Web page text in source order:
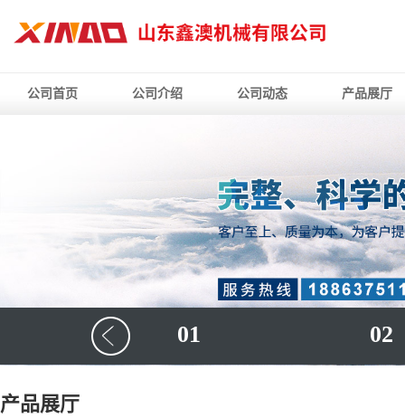
公司首页 公司介绍 公司动态 产品展厅
01 02
产品展厅